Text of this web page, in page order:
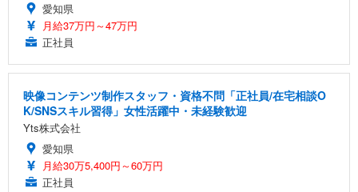
愛知県
月給37万円～47万円
正社員
映像コンテンツ制作スタッフ・資格不問「正社員/在宅相談O
K/SNSスキル習得」女性活躍中・未経験歓迎
Yts株式会社
愛知県
月給30万5,400円～60万円
正社員